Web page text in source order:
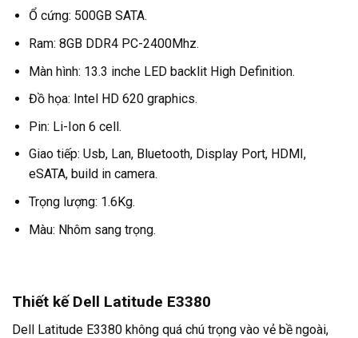
Ổ cứng: 500GB SATA.
Ram: 8GB DDR4 PC-2400Mhz.
Màn hình: 13.3 inche LED backlit High Definition.
Đồ họa: Intel HD 620 graphics.
Pin: Li-Ion 6 cell.
Giao tiếp: Usb, Lan, Bluetooth, Display Port, HDMI,
eSATA, build in camera.
Trọng lượng: 1.6Kg.
Màu: Nhôm sang trọng.
Thiết kế Dell Latitude E3380
Dell Latitude E3380 không quá chú trọng vào vẻ bề ngoài,